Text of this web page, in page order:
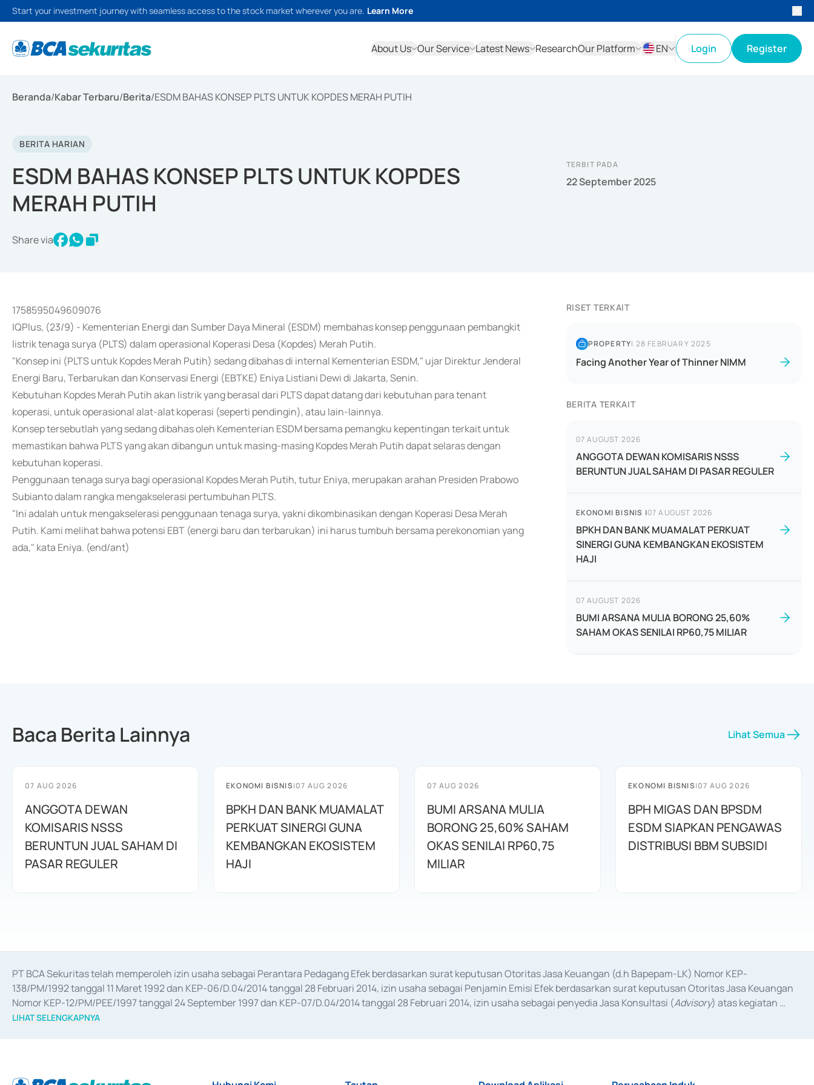
Start your investment journey with seamless access to the stock market wherever you are. Learn More
About Us Our Service Latest News ResearchOur Platform
EN
Login Register
Beranda/Kabar Terbaru/Berita/ESDM BAHAS KONSEP PLTS UNTUK KOPDES MERAH PUTIH
BERITA HARIAN
ESDM BAHAS KONSEP PLTS UNTUK KOPDES
MERAH PUTIH
Share via
TERBIT PADA
22 September 2025
1758595049609076
IQPlus, (23/9) - Kementerian Energi dan Sumber Daya Mineral (ESDM) membahas konsep penggunaan pembangkit
listrik tenaga surya (PLTS) dalam operasional Koperasi Desa (Kopdes) Merah Putih.
"Konsep ini (PLTS untuk Kopdes Merah Putih) sedang dibahas di internal Kementerian ESDM," ujar Direktur Jenderal
Energi Baru, Terbarukan dan Konservasi Energi (EBTKE) Eniya Listiani Dewi di Jakarta, Senin.
Kebutuhan Kopdes Merah Putih akan listrik yang berasal dari PLTS dapat datang dari kebutuhan para tenant
koperasi, untuk operasional alat-alat koperasi (seperti pendingin), atau lain-lainnya.
Konsep tersebutlah yang sedang dibahas oleh Kementerian ESDM bersama pemangku kepentingan terkait untuk
memastikan bahwa PLTS yang akan dibangun untuk masing-masing Kopdes Merah Putih dapat selaras dengan
kebutuhan koperasi.
Penggunaan tenaga surya bagi operasional Kopdes Merah Putih, tutur Eniya, merupakan arahan Presiden Prabowo
Subianto dalam rangka mengakselerasi pertumbuhan PLTS.
"Ini adalah untuk mengakselerasi penggunaan tenaga surya, yakni dikombinasikan dengan Koperasi Desa Merah
Putih. Kami melihat bahwa potensi EBT (energi baru dan terbarukan) ini harus tumbuh bersama perekonomian yang
ada," kata Eniya. (end/ant)
RISET TERKAIT
PROPERTY| 28 FEBRUARY 2025
Facing Another Year of Thinner NIMM
BERITA TERKAIT
07 AUGUST 2026
ANGGOTA DEWAN KOMISARIS NSSS
BERUNTUN JUAL SAHAM DI PASAR REGULER
EKONOMI BISNIS |07 AUGUST 2026
BPKH DAN BANK MUAMALAT PERKUAT
SINERGI GUNA KEMBANGKAN EKOSISTEM
HAJI
07 AUGUST 2026
BUMI ARSANA MULIA BORONG 25,60%
SAHAM OKAS SENILAI RP60,75 MILIAR
Baca Berita Lainnya Lihat Semua
07 AUG 2026
ANGGOTA DEWAN
KOMISARIS NSSS
BERUNTUN JUAL SAHAM DI
PASAR REGULER
EKONOMI BISNIS|07 AUG 2026
BPKH DAN BANK MUAMALAT
PERKUAT SINERGI GUNA
KEMBANGKAN EKOSISTEM
HAJI
07 AUG 2026
BUMI ARSANA MULIA
BORONG 25,60% SAHAM
OKAS SENILAI RP60,75
MILIAR
EKONOMI BISNIS|07 AUG 2026
BPH MIGAS DAN BPSDM
ESDM SIAPKAN PENGAWAS
DISTRIBUSI BBM SUBSIDI
PT BCA Sekuritas telah memperoleh izin usaha sebagai Perantara Pedagang Efek berdasarkan surat keputusan Otoritas Jasa Keuangan (d.h Bapepam-LK) Nomor KEP-
138/PM/1992 tanggal 11 Maret 1992 dan KEP-06/D.04/2014 tanggal 28 Februari 2014, izin usaha sebagai Penjamin Emisi Efek berdasarkan surat keputusan Otoritas Jasa Keuangan
Nomor KEP-12/PM/PEE/1997 tanggal 24 September 1997 dan KEP-07/D.04/2014 tanggal 28 Februari 2014, izin usaha sebagai penyedia Jasa Konsultasi (Advisory) atas kegiatan
merger, akuisisi, divestasi, dan
LIHAT SELENGKAPNYA